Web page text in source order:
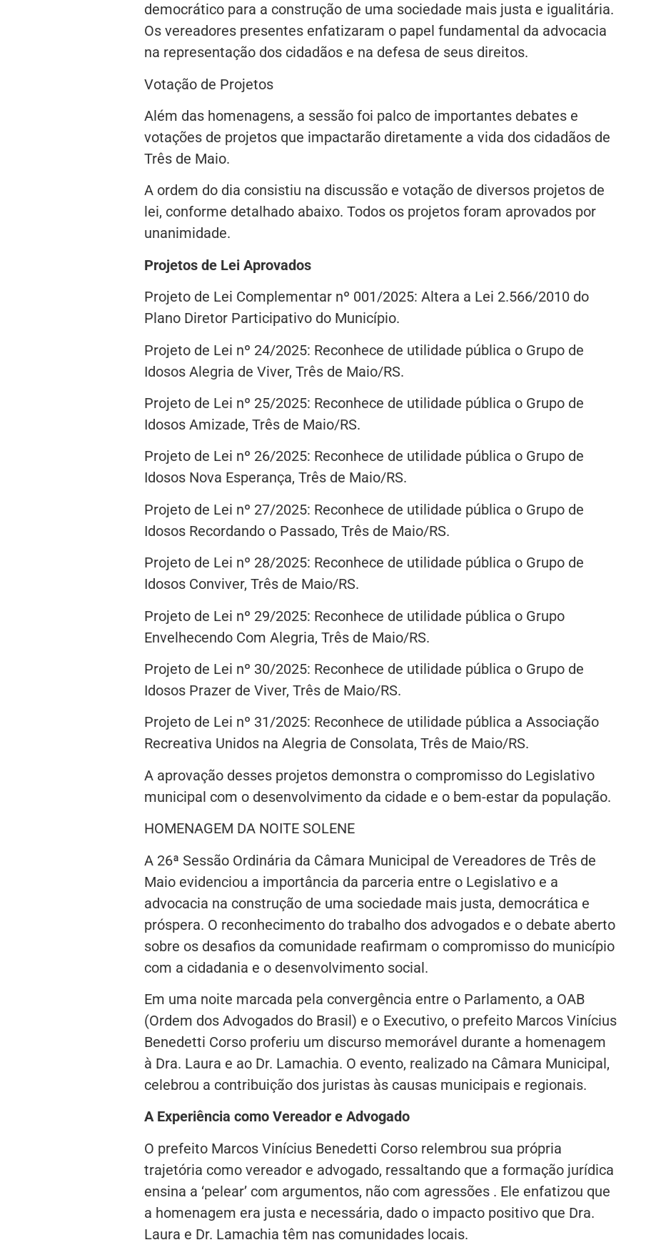
democrático para a construção de uma sociedade mais justa e igualitária.
Os vereadores presentes enfatizaram o papel fundamental da advocacia
na representação dos cidadãos e na defesa de seus direitos.
Votação de Projetos
Além das homenagens, a sessão foi palco de importantes debates e
votações de projetos que impactarão diretamente a vida dos cidadãos de
Três de Maio.
A ordem do dia consistiu na discussão e votação de diversos projetos de
lei, conforme detalhado abaixo. Todos os projetos foram aprovados por
unanimidade.
Projetos de Lei Aprovados
Projeto de Lei Complementar nº 001/2025: Altera a Lei 2.566/2010 do
Plano Diretor Participativo do Município.
Projeto de Lei nº 24/2025: Reconhece de utilidade pública o Grupo de
Idosos Alegria de Viver, Três de Maio/RS.
Projeto de Lei nº 25/2025: Reconhece de utilidade pública o Grupo de
Idosos Amizade, Três de Maio/RS.
Projeto de Lei nº 26/2025: Reconhece de utilidade pública o Grupo de
Idosos Nova Esperança, Três de Maio/RS.
Projeto de Lei nº 27/2025: Reconhece de utilidade pública o Grupo de
Idosos Recordando o Passado, Três de Maio/RS.
Projeto de Lei nº 28/2025: Reconhece de utilidade pública o Grupo de
Idosos Conviver, Três de Maio/RS.
Projeto de Lei nº 29/2025: Reconhece de utilidade pública o Grupo
Envelhecendo Com Alegria, Três de Maio/RS.
Projeto de Lei nº 30/2025: Reconhece de utilidade pública o Grupo de
Idosos Prazer de Viver, Três de Maio/RS.
Projeto de Lei nº 31/2025: Reconhece de utilidade pública a Associação
Recreativa Unidos na Alegria de Consolata, Três de Maio/RS.
A aprovação desses projetos demonstra o compromisso do Legislativo
municipal com o desenvolvimento da cidade e o bem-estar da população.
HOMENAGEM DA NOITE SOLENE
A 26ª Sessão Ordinária da Câmara Municipal de Vereadores de Três de
Maio evidenciou a importância da parceria entre o Legislativo e a
advocacia na construção de uma sociedade mais justa, democrática e
próspera. O reconhecimento do trabalho dos advogados e o debate aberto
sobre os desafios da comunidade reafirmam o compromisso do município
com a cidadania e o desenvolvimento social.
Em uma noite marcada pela convergência entre o Parlamento, a OAB
(Ordem dos Advogados do Brasil) e o Executivo, o prefeito Marcos Vinícius
Benedetti Corso proferiu um discurso memorável durante a homenagem
à Dra. Laura e ao Dr. Lamachia. O evento, realizado na Câmara Municipal,
celebrou a contribuição dos juristas às causas municipais e regionais.
A Experiência como Vereador e Advogado
O prefeito Marcos Vinícius Benedetti Corso relembrou sua própria
trajetória como vereador e advogado, ressaltando que a formação jurídica
ensina a ‘pelear’ com argumentos, não com agressões . Ele enfatizou que
a homenagem era justa e necessária, dado o impacto positivo que Dra.
Laura e Dr. Lamachia têm nas comunidades locais.